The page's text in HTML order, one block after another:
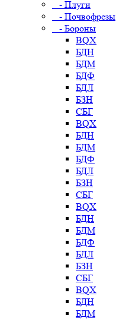
- Плуги
- Почвофрезы
- Бороны
BQX
БДН
БДМ
БДФ
БДЛ
БЗН
СБГ
BQX
БДН
БДМ
БДФ
БДЛ
БЗН
СБГ
BQX
БДН
БДМ
БДФ
БДЛ
БЗН
СБГ
BQX
БДН
БДМ